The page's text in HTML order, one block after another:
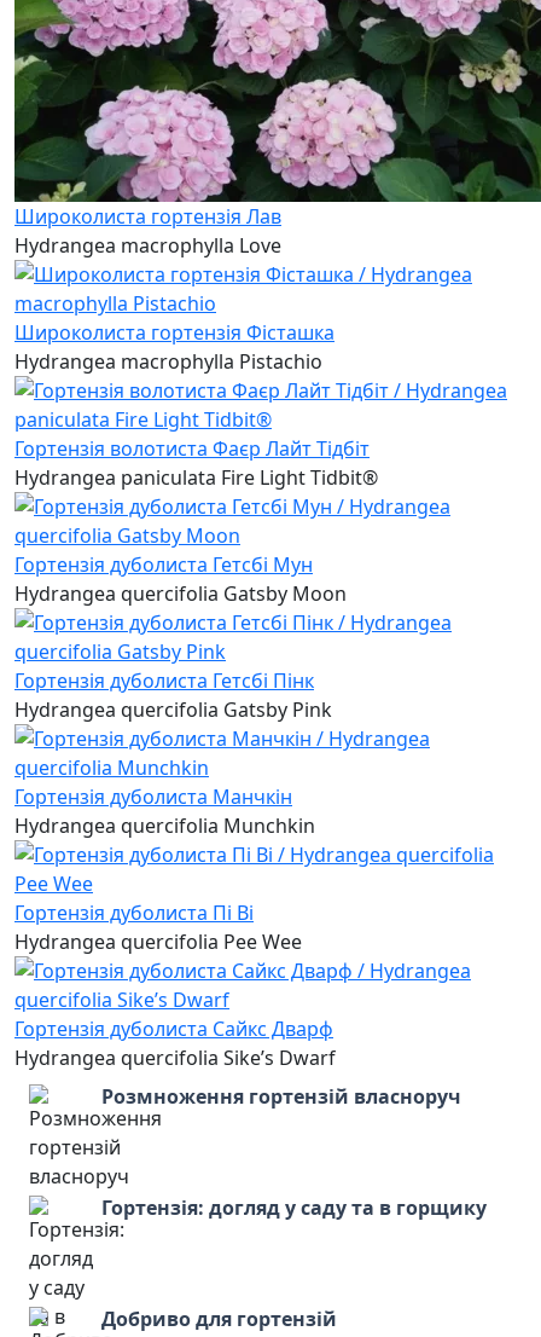
Широколиста гортензія Лав
Hydrangea macrophylla Love
Широколиста гортензія Фісташка
Hydrangea macrophylla Pistachio
Гортензія волотиста Фаєр Лайт Тідбіт
Hydrangea paniculata Fire Light Tidbit®
Гортензія дуболиста Гетсбі Мун
Hydrangea quercifolia Gatsby Moon
Гортензія дуболиста Гетсбі Пінк
Hydrangea quercifolia Gatsby Pink
Гортензія дуболиста Манчкін
Hydrangea quercifolia Munchkin
Гортензія дуболиста Пі Ві
Hydrangea quercifolia Pee Wee
Гортензія дуболиста Сайкс Дварф
Hydrangea quercifolia Sike’s Dwarf
Розмноження гортензій власноруч
Гортензія: догляд у саду та в горщику
Добриво для гортензій